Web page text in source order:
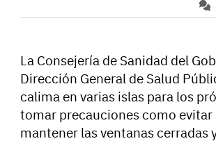
La Consejería de Sanidad del
Dirección General de Salud
calima en varias islas para los
tomar precauciones como
mantener las ventanas cerradas